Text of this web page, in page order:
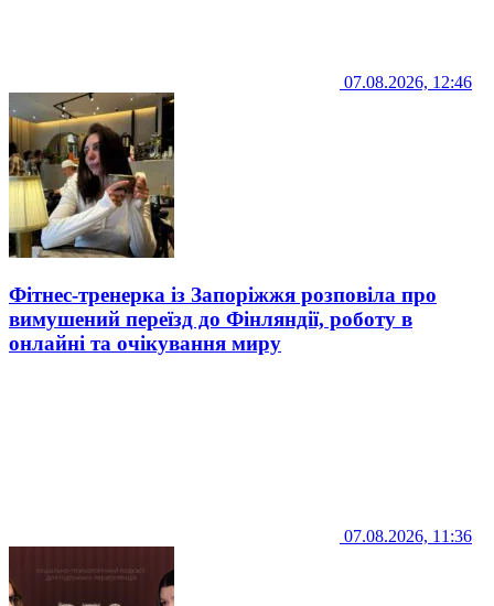
07.08.2026, 12:46
Фітнес-тренерка із Запоріжжя розповіла про
вимушений переїзд до Фінляндії, роботу в
онлайні та очікування миру
07.08.2026, 11:36